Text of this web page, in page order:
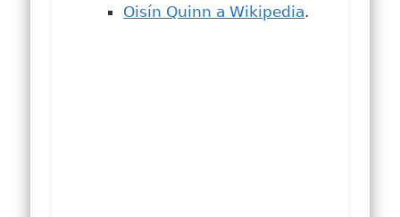
Oisín Quinn a Wikipedia.